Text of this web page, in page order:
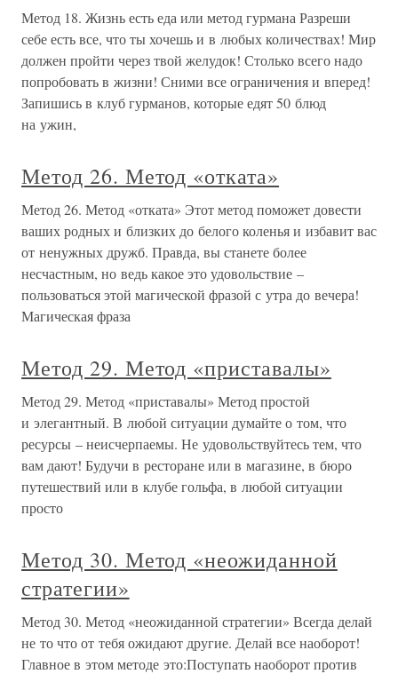
Метод 18. Жизнь есть еда или метод гурмана Разреши
себе есть все, что ты хочешь и в любых количествах! Мир
должен пройти через твой желудок! Столько всего надо
попробовать в жизни! Сними все ограничения и вперед!
Запишись в клуб гурманов, которые едят 50 блюд
на ужин,
Метод 26. Метод «отката»
Метод 26. Метод «отката» Этот метод поможет довести
ваших родных и близких до белого коленья и избавит вас
от ненужных дружб. Правда, вы станете более
несчастным, но ведь какое это удовольствие –
пользоваться этой магической фразой с утра до вечера!
Магическая фраза
Метод 29. Метод «приставалы»
Метод 29. Метод «приставалы» Метод простой
и элегантный. В любой ситуации думайте о том, что
ресурсы – неисчерпаемы. Не удовольствуйтесь тем, что
вам дают! Будучи в ресторане или в магазине, в бюро
путешествий или в клубе гольфа, в любой ситуации
просто
Метод 30. Метод «неожиданной
стратегии»
Метод 30. Метод «неожиданной стратегии» Всегда делай
не то что от тебя ожидают другие. Делай все наоборот!
Главное в этом методе это:Поступать наоборот против